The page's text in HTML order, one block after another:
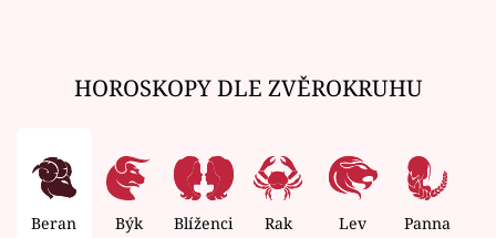
HOROSKOPY DLE ZVĚROKRUHU
Beran Býk Blíženci Rak Lev Panna